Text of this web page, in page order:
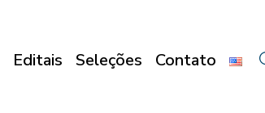
Editais Seleções Contato